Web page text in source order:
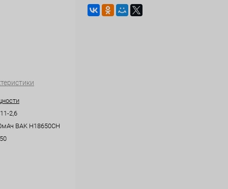
2,6
BAK H18650CH